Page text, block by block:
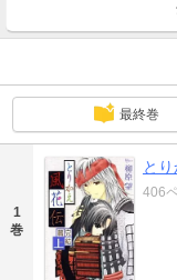
最終巻
1
巻
と
406